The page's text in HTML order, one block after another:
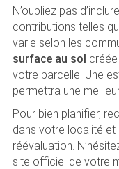
N’oubliez pas
contributions telles
varie selon les
surface au sol
votre parcelle. Une
permettra une
Pour bien planifier,
dans votre localité et
réévaluation.
site officiel de votre